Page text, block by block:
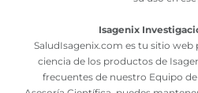
Isagenix
SaludIsagenix.com es tu sitio web
ciencia de los productos de
frecuentes de nuestro Equipo